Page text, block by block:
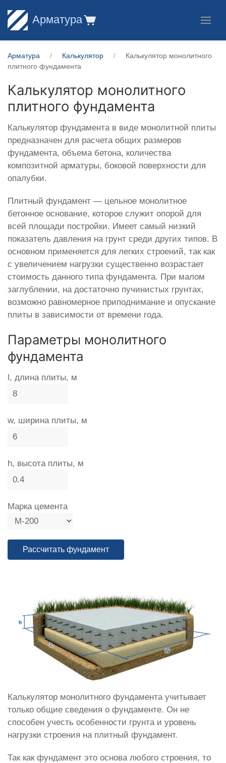
Арматура
Арматура Калькулятор
Калькулятор монолитного
плитного фундамента
Калькулятор монолитного
плитного фундамента
Калькулятор фундамента в виде монолитной плиты
предназначен для расчета общих размеров
фундамента, объема бетона, количества
композитной арматуры, боковой поверхности для
опалубки.
Плитный фундамент — цельное монолитное
бетонное основание, которое служит опорой для
всей площади постройки. Имеет самый низкий
показатель давления на грунт среди других типов. В
основном применяется для легких строений, так как
с увеличением нагрузки существенно возрастает
стоимость данного типа фундамента. При малом
заглублении, на достаточно пучинистых грунтах,
возможно равномерное приподнимание и опускание
плиты в зависимости от времени года.
Параметры монолитного
фундамента
l, длина плиты, м
w, ширина плиты, м
h, высота плиты, м
Марка цемента
Калькулятор монолитного фундамента учитывает
только общие сведения о фундаменте. Он не
способен учесть особенности грунта и уровень
нагрузки строения на плитный фундамент.
Так как фундамент это основа любого строения, то